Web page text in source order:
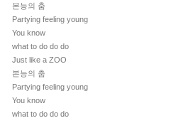
본능의 춤
Partying feeling young
You know
what to do do do
Just like a ZOO
본능의 춤
Partying feeling young
You know
what to do do do